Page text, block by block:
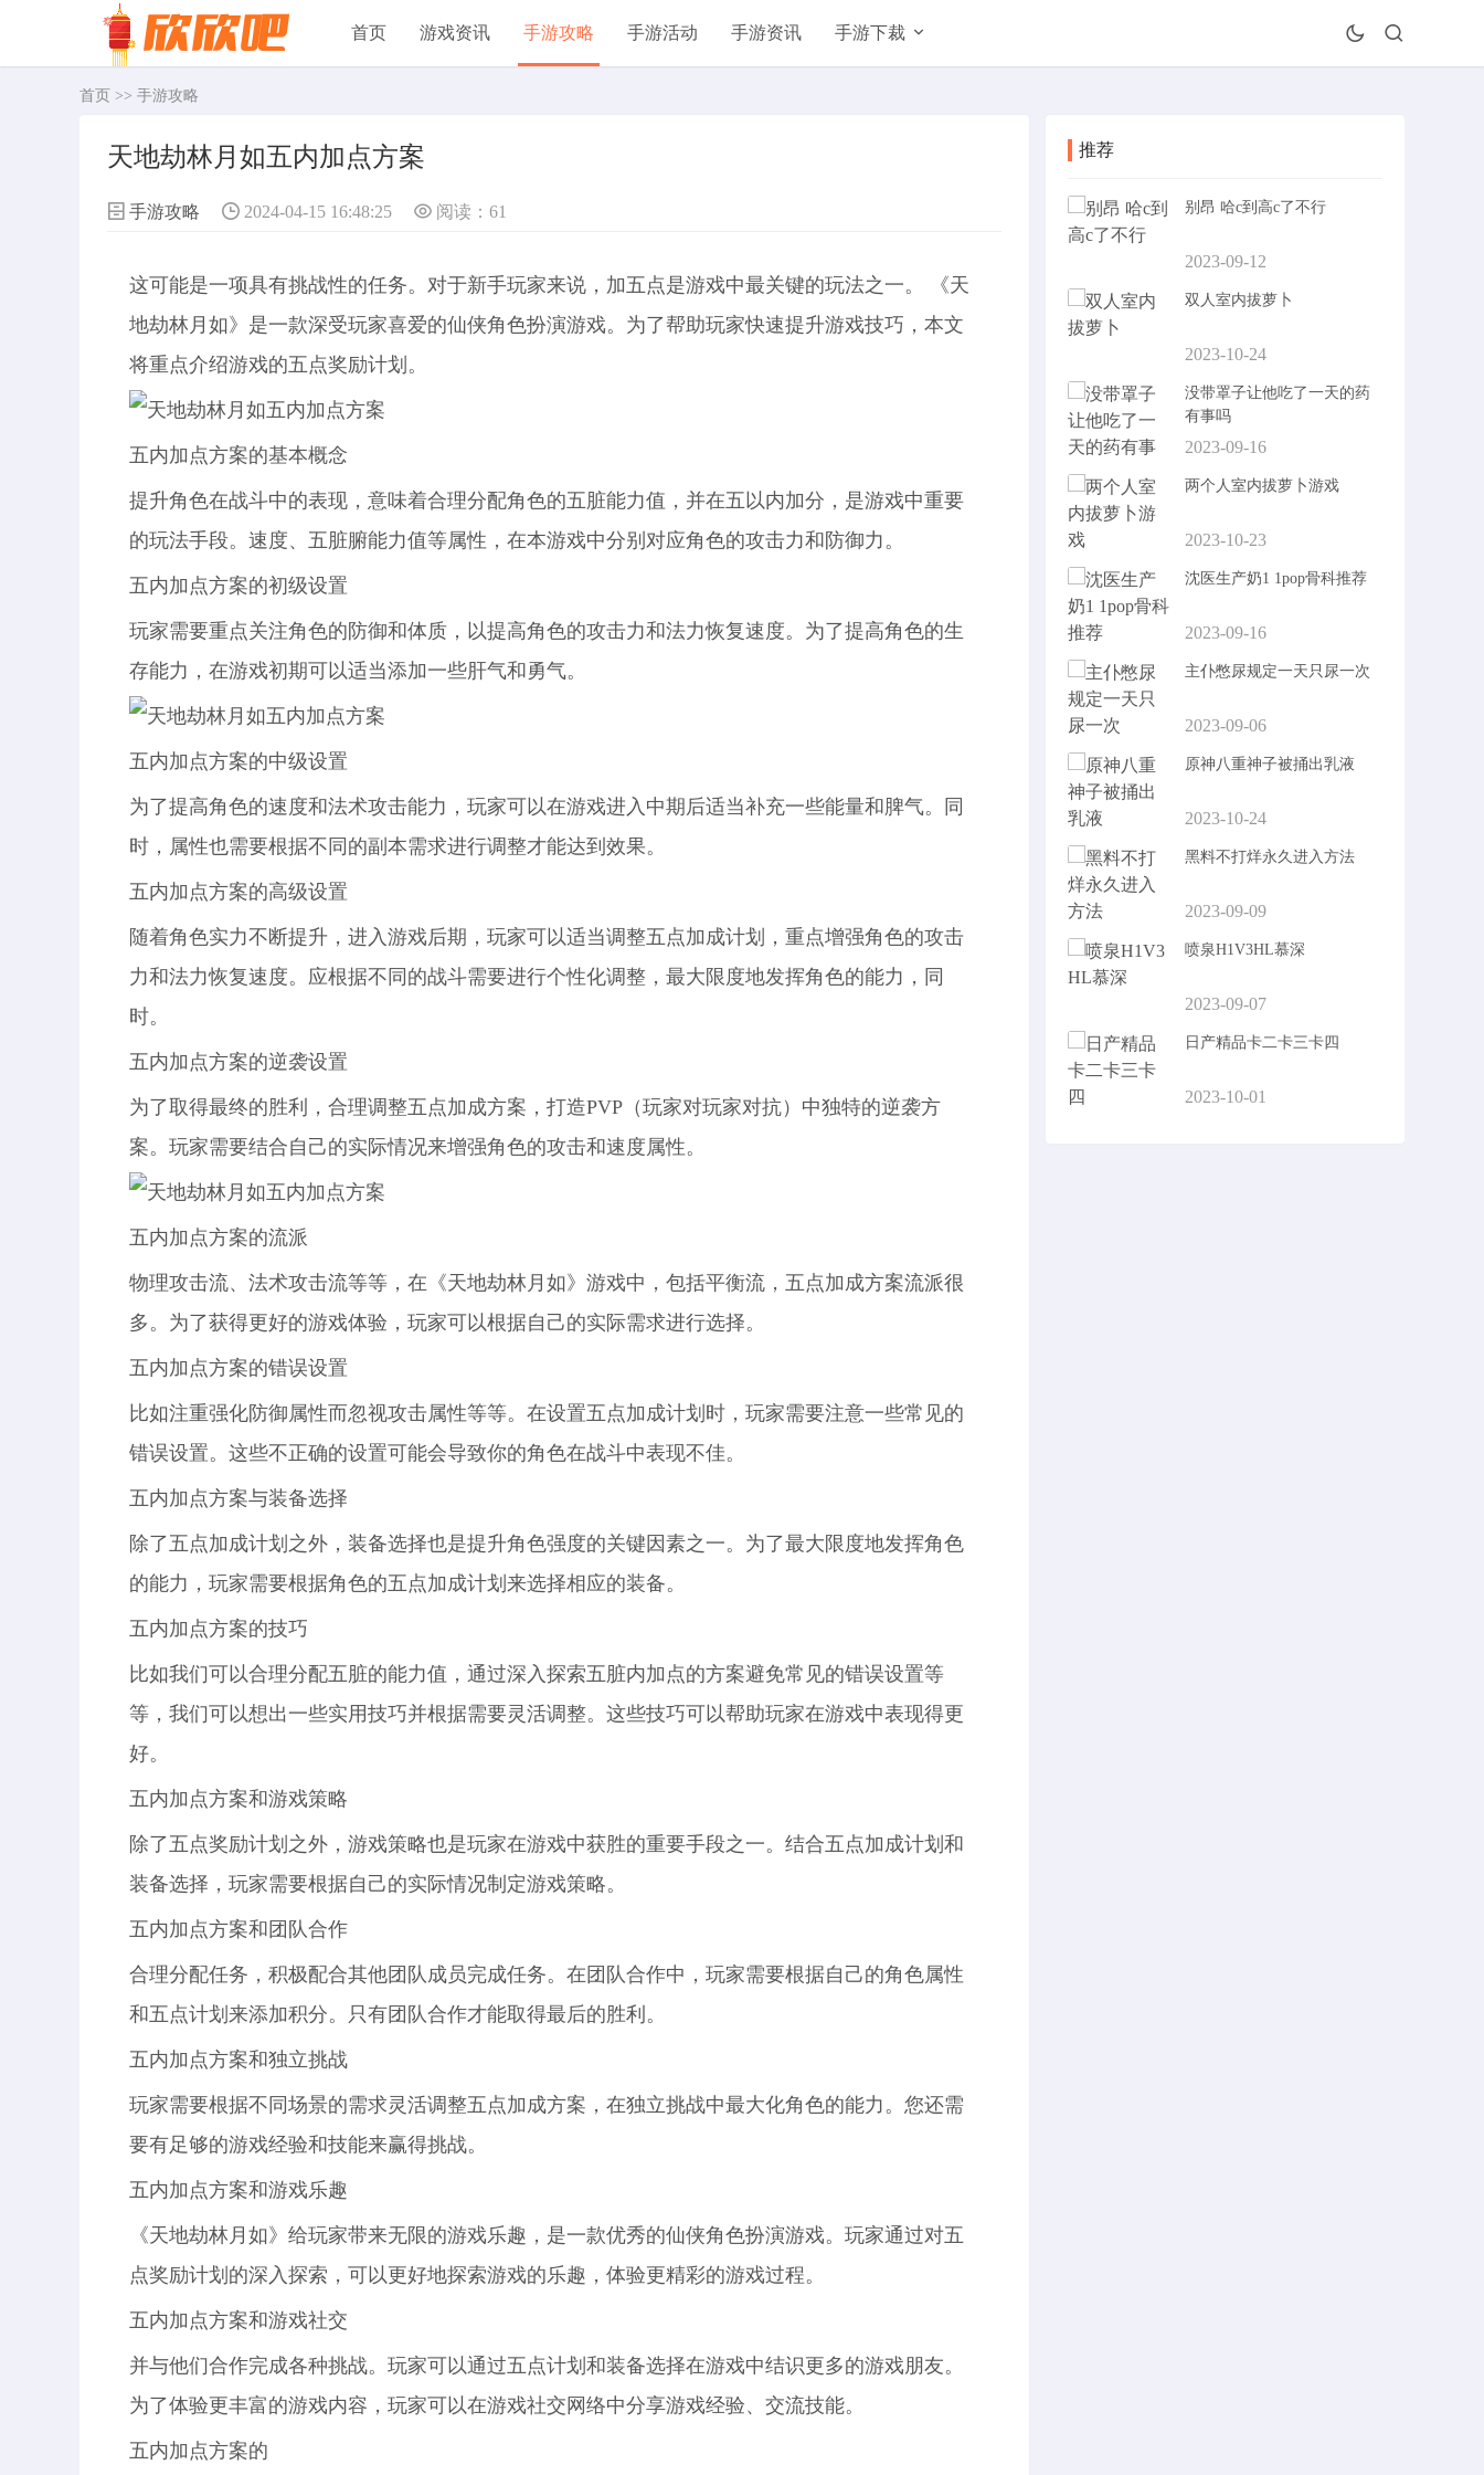
首页 游戏资讯 手游攻略 手游活动 手游资讯 手游下裁
首页 >> 手游攻略
天地劫林月如五内加点方案
手游攻略 2024-04-15 16:48:25 阅读： 61
这可能是一项具有挑战性的任务。对于新手玩家来说，加五点是游戏中最关键的玩法之一。 《天
地劫林月如》是一款深受玩家喜爱的仙侠角色扮演游戏。为了帮助玩家快速提升游戏技巧，本文
将重点介绍游戏的五点奖励计划。
五内加点方案的基本概念
提升角色在战斗中的表现，意味着合理分配角色的五脏能力值，并在五以内加分，是游戏中重要
的玩法手段。速度、五脏腑能力值等属性，在本游戏中分别对应角色的攻击力和防御力。
五内加点方案的初级设置
玩家需要重点关注角色的防御和体质，以提高角色的攻击力和法力恢复速度。为了提高角色的生
存能力，在游戏初期可以适当添加一些肝气和勇气。
五内加点方案的中级设置
为了提高角色的速度和法术攻击能力，玩家可以在游戏进入中期后适当补充一些能量和脾气。同
时，属性也需要根据不同的副本需求进行调整才能达到效果。
五内加点方案的高级设置
随着角色实力不断提升，进入游戏后期，玩家可以适当调整五点加成计划，重点增强角色的攻击
力和法力恢复速度。应根据不同的战斗需要进行个性化调整，最大限度地发挥角色的能力，同
时。
五内加点方案的逆袭设置
为了取得最终的胜利，合理调整五点加成方案，打造PVP（玩家对玩家对抗）中独特的逆袭方
案。玩家需要结合自己的实际情况来增强角色的攻击和速度属性。
五内加点方案的流派
物理攻击流、法术攻击流等等，在《天地劫林月如》游戏中，包括平衡流，五点加成方案流派很
多。为了获得更好的游戏体验，玩家可以根据自己的实际需求进行选择。
五内加点方案的错误设置
比如注重强化防御属性而忽视攻击属性等等。在设置五点加成计划时，玩家需要注意一些常见的
错误设置。这些不正确的设置可能会导致你的角色在战斗中表现不佳。
五内加点方案与装备选择
除了五点加成计划之外，装备选择也是提升角色强度的关键因素之一。为了最大限度地发挥角色
的能力，玩家需要根据角色的五点加成计划来选择相应的装备。
五内加点方案的技巧
比如我们可以合理分配五脏的能力值，通过深入探索五脏内加点的方案避免常见的错误设置等
等，我们可以想出一些实用技巧并根据需要灵活调整。这些技巧可以帮助玩家在游戏中表现得更
好。
五内加点方案和游戏策略
除了五点奖励计划之外，游戏策略也是玩家在游戏中获胜的重要手段之一。结合五点加成计划和
装备选择，玩家需要根据自己的实际情况制定游戏策略。
五内加点方案和团队合作
合理分配任务，积极配合其他团队成员完成任务。在团队合作中，玩家需要根据自己的角色属性
和五点计划来添加积分。只有团队合作才能取得最后的胜利。
五内加点方案和独立挑战
玩家需要根据不同场景的需求灵活调整五点加成方案，在独立挑战中最大化角色的能力。您还需
要有足够的游戏经验和技能来赢得挑战。
五内加点方案和游戏乐趣
《天地劫林月如》给玩家带来无限的游戏乐趣，是一款优秀的仙侠角色扮演游戏。玩家通过对五
点奖励计划的深入探索，可以更好地探索游戏的乐趣，体验更精彩的游戏过程。
五内加点方案和游戏社交
并与他们合作完成各种挑战。玩家可以通过五点计划和装备选择在游戏中结识更多的游戏朋友。
为了体验更丰富的游戏内容，玩家可以在游戏社交网络中分享游戏经验、交流技能。
五内加点方案的
推荐
别昂 哈c到高c了不行
2023-09-12
双人室内拔萝卜
2023-10-24
没带罩子让他吃了一天的药
有事吗
2023-09-16
两个人室内拔萝卜游戏
2023-10-23
沈医生产奶1 1pop骨科推荐
2023-09-16
主仆憋尿规定一天只尿一次
2023-09-06
原神八重神子被捅出乳液
2023-10-24
黑料不打烊永久进入方法
2023-09-09
喷泉H1V3HL慕深
2023-09-07
日产精品卡二卡三卡四
2023-10-01